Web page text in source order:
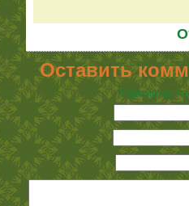
Оставить
Нажмите,